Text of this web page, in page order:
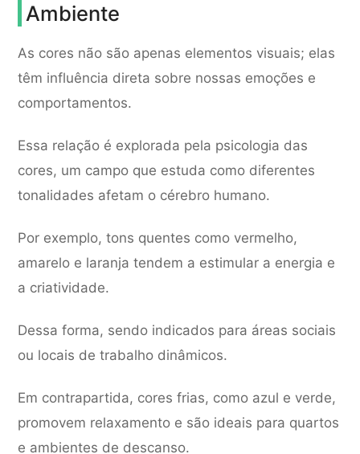
Ambiente
As cores não são apenas elementos visuais; elas
têm influência direta sobre nossas emoções e
comportamentos.
Essa relação é explorada pela psicologia das
cores, um campo que estuda como diferentes
tonalidades afetam o cérebro humano.
Por exemplo, tons quentes como vermelho,
amarelo e laranja tendem a estimular a energia e
a criatividade.
Dessa forma, sendo indicados para áreas sociais
ou locais de trabalho dinâmicos.
Em contrapartida, cores frias, como azul e verde,
promovem relaxamento e são ideais para quartos
e ambientes de descanso.